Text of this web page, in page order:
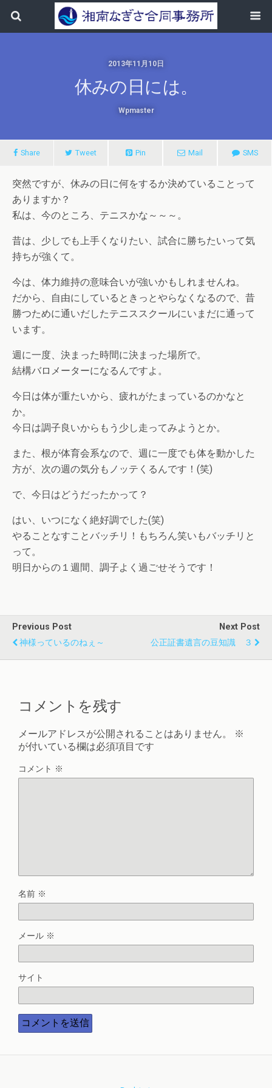
2013年11月10日
休みの日には。
Wpmaster
Share Tweet Pin Mail SMS
突然ですが、休みの日に何をするか決めていることって
ありますか？
私は、今のところ、テニスかな～～～。
昔は、少しでも上手くなりたい、試合に勝ちたいって気
持ちが強くて。
今は、体力維持の意味合いが強いかもしれませんね。
だから、自由にしているときっとやらなくなるので、昔
勝つために通いだしたテニススクールにいまだに通って
います。
週に一度、決まった時間に決まった場所で。
結構バロメーターになるんですよ。
今日は体が重たいから、疲れがたまっているのかなと
か。
今日は調子良いからもう少し走ってみようとか。
また、根が体育会系なので、週に一度でも体を動かした
方が、次の週の気分もノッテくるんです！(笑)
で、今日はどうだったかって？
はい、いつになく絶好調でした(笑)
やることなすことバッチリ！もちろん笑いもバッチリと
って。
明日からの１週間、調子よく過ごせそうです！
Previous Post
神様っているのねぇ～
Next Post
公正証書遺言の豆知識 ３
コメントを残す
メールアドレスが公開されることはありません。
※
が付いている欄は必須項目です
コメント ※
名前 ※
メール ※
サイト